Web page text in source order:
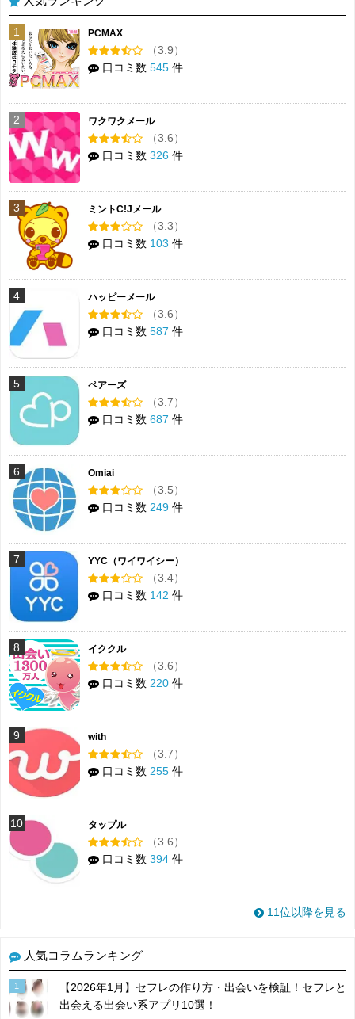
1 PCMAX
（3.9）
口コミ数 545 件
2 ワクワクメール
（3.6）
口コミ数 326 件
3 ミントC!Jメール
（3.3）
口コミ数 103 件
4 ハッピーメール
（3.6）
口コミ数 587 件
5 ペアーズ
（3.7）
口コミ数 687 件
6 Omiai
（3.5）
口コミ数 249 件
7 YYC（ワイワイシー）
（3.4）
口コミ数 142 件
8 イククル
（3.6）
口コミ数 220 件
9 with
（3.7）
口コミ数 255 件
10 タップル
（3.6）
口コミ数 394 件
11位以降を見る
人気コラムランキング
1
【2026年1月】セフレの作り方・出会いを検証！セフレと
出会える出会い系アプリ10選！